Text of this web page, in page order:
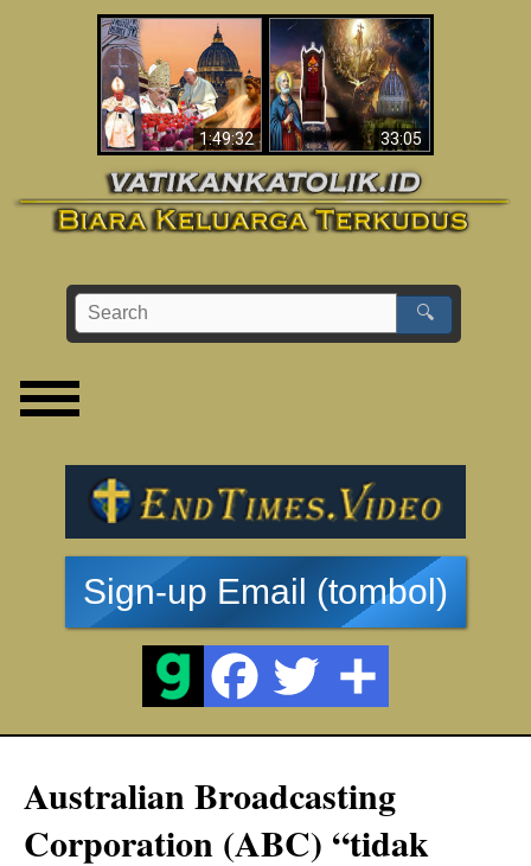
1:49:32
Wahyu di Vatikan
Sekarang
33:05
Apakah Alkitab
Memprediksikan 70
Tahun Tanpa
Seorang Paus?
🔍
Sign-up Email (tombol)
Australian Broadcasting
Corporation (ABC) “tidak